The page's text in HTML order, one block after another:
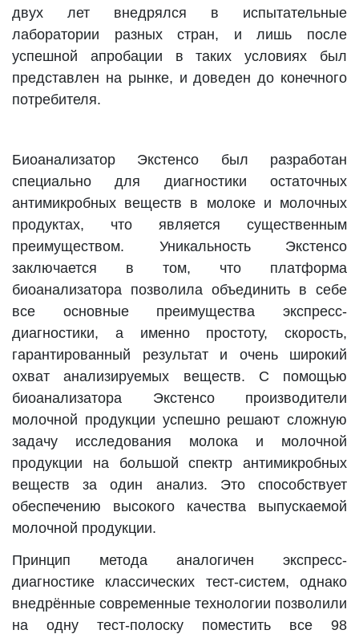
двух лет внедрялся в испытательные
лаборатории разных стран, и лишь после
успешной апробации в таких условиях был
представлен на рынке, и доведен до конечного
потребителя.
Биоанализатор Экстенсо был разработан
специально для диагностики остаточных
антимикробных веществ в молоке и молочных
продуктах, что является существенным
преимуществом. Уникальность Экстенсо
заключается в том, что платформа
биоанализатора позволила объединить в себе
все основные преимущества экспресс-
диагностики, а именно простоту, скорость,
гарантированный результат и очень широкий
охват анализируемых веществ. С помощью
биоанализатора Экстенсо производители
молочной продукции успешно решают сложную
задачу исследования молока и молочной
продукции на большой спектр антимикробных
веществ за один анализ. Это способствует
обеспечению высокого качества выпускаемой
молочной продукции.
Принцип метода аналогичен экспресс-
диагностике классических тест-систем, однако
внедрённые современные технологии позволили
на одну тест-полоску поместить все 98